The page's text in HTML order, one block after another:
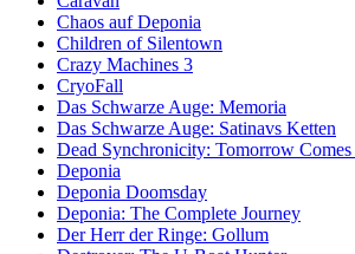
Chaos auf Deponia
Children of Silentown
Crazy Machines 3
CryoFall
Das Schwarze Auge: Memoria
Das Schwarze Auge: Satinavs Ketten
Dead Synchronicity: Tomorrow
Deponia
Deponia Doomsday
Deponia: The Complete Journey
Der Herr der Ringe: Gollum